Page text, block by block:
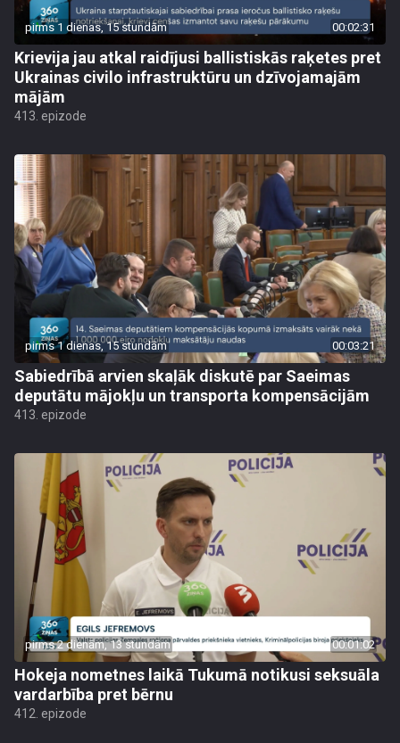
pirms 1 dienas, 15 stundām 00:02:31
Krievija jau atkal raidījusi ballistiskās raķetes pret
Ukrainas civilo infrastruktūru un dzīvojamajām
mājām
413. epizode
pirms 1 dienas, 15 stundām 00:03:21
Sabiedrībā arvien skaļāk diskutē par Saeimas
deputātu mājokļu un transporta kompensācijām
413. epizode
pirms 2 dienām, 13 stundām 00:01:02
Hokeja nometnes laikā Tukumā notikusi seksuāla
vardarbība pret bērnu
412. epizode